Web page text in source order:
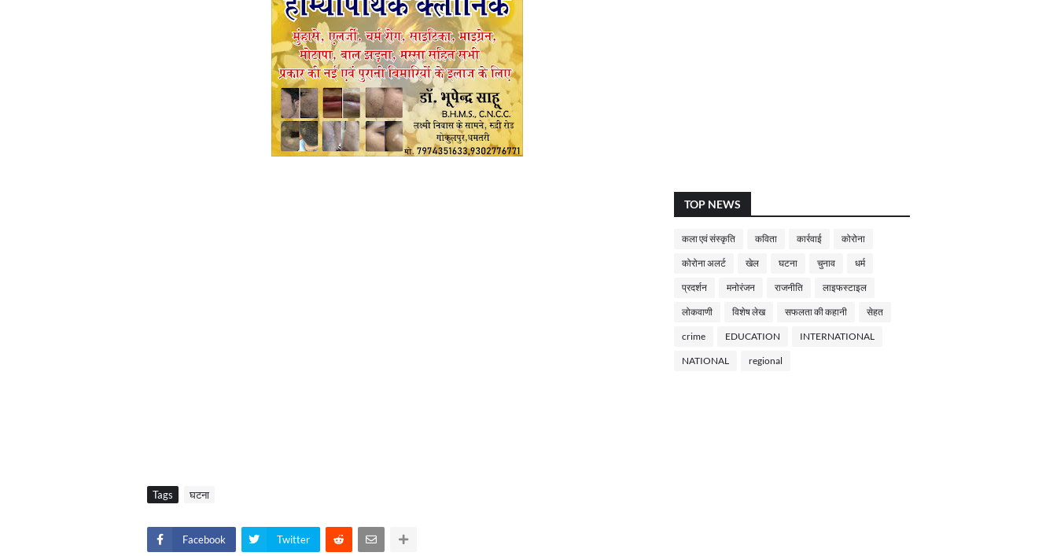
Tags घटना
Facebook Twitter
TOP NEWS
कला एवं संस्कृति कविता कार्रवाई कोरोना
कोरोना अलर्ट खेल घटना चुनाव धर्म
प्रदर्शन मनोरंजन राजनीति लाइफस्टाइल
लोकवाणी विशेष लेख सफलता की कहानी सेहत
crime EDUCATION INTERNATIONAL
NATIONAL regional